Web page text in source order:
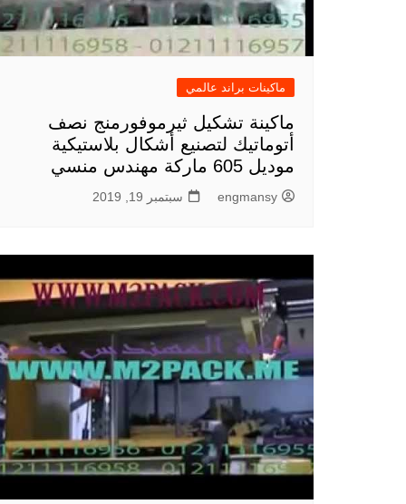
ماكينات براند عالمي
ماكينة تشكيل ثيرموفورمنج نصف
أتوماتيك لتصنيع أشكال بلاستيكية
موديل 605 ماركة مهندس منسي
engmansy سبتمبر 19, 2019